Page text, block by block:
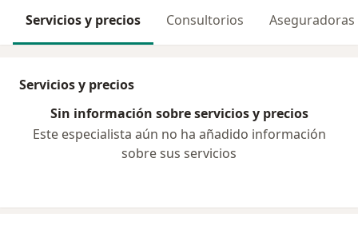
Servicios y precios Consultorios Aseguradoras
Servicios y precios
Sin información sobre servicios y precios
Este especialista aún no ha añadido información
sobre sus servicios